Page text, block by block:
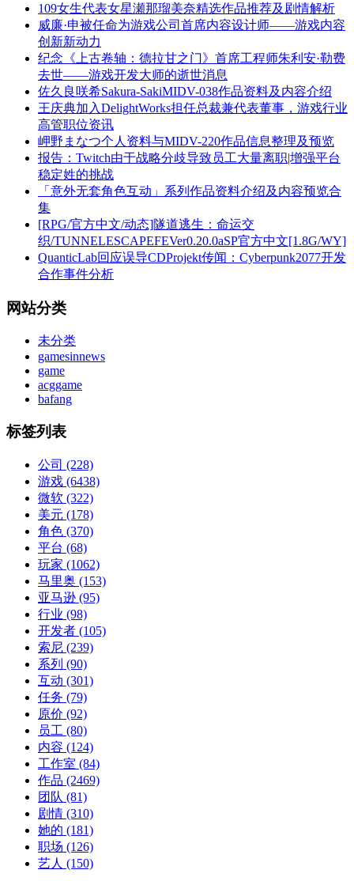
109女生代表女星瀬那瑠美奈精选作品推荐及剧情解析
威廉·申被任命为游戏公司首席内容设计师——游戏内容
创新新动力
纪念《上古卷轴：德拉甘之门》首席工程师朱利安·勒费
去世——游戏开发大师的逝世消息
佐久良咲希Sakura-SakiMIDV-038作品资料及内容介绍
王庆典加入DelightWorks担任总裁兼代表董事，游戏行业
高管职位资讯
岬野まなつ个人资料与MIDV-220作品信息整理及预览
报告：Twitch由于战略分歧导致员工大量离职|增强平台
稳定姓的挑战
「意外无套角色互动」系列作品资料介绍及内容预览合
集
[RPG/官方中文/动态]隧道逃生：命运交
织/TUNNELESCAPEFEVer0.20.0aSP官方中文[1.8G/WY]
QuanticLab回应误导CDProjekt传闻：Cyberpunk2077开发
合作事件分析
网站分类
未分类
gamesinnews
game
acggame
bafang
标签列表
公司 (228)
游戏 (6438)
微软 (322)
美元 (178)
角色 (370)
平台 (68)
玩家 (1062)
马里奥 (153)
亚马逊 (95)
行业 (98)
开发者 (105)
索尼 (239)
系列 (90)
互动 (301)
任务 (79)
原价 (92)
员工 (80)
内容 (124)
工作室 (84)
作品 (2469)
团队 (81)
剧情 (310)
她的 (181)
职场 (126)
艺人 (150)